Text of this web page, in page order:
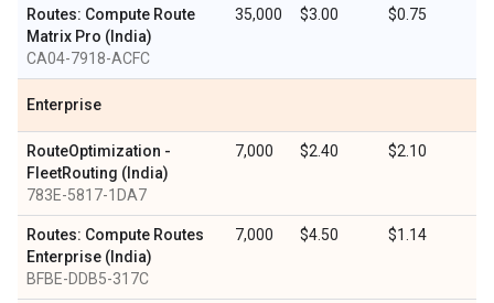
Routes: Compute Route
Matrix Pro (India)
CA04-7918-ACFC
35,000 $3.00 $0.75
Enterprise
RouteOptimization -
FleetRouting (India)
783E-5817-1DA7
7,000 $2.40 $2.10
Routes: Compute Routes
Enterprise (India)
BFBE-DDB5-317C
7,000 $4.50 $1.14